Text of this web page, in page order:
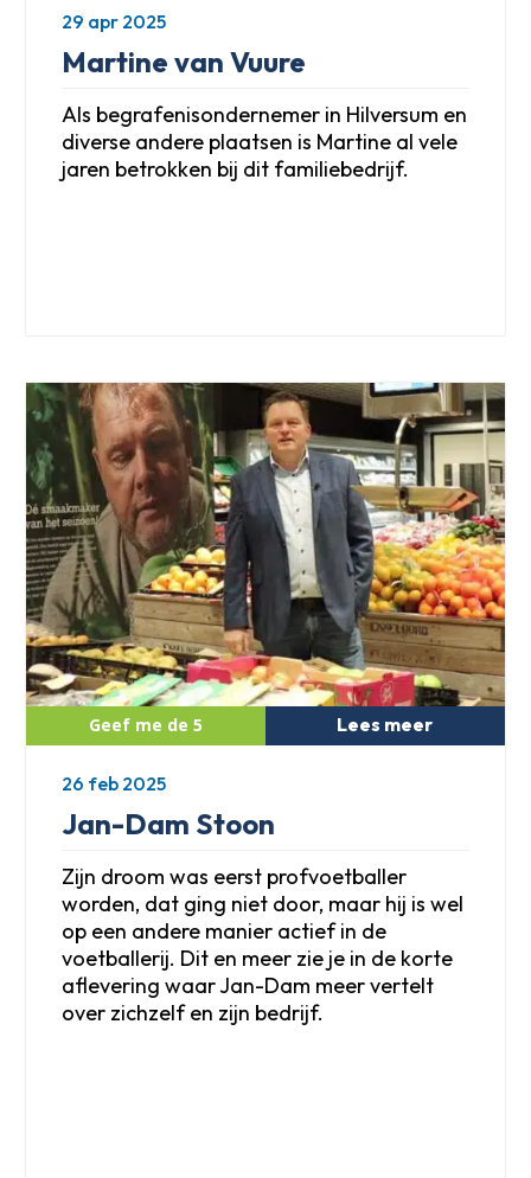
Martine van Vuure
Als begrafenisondernemer in Hilversum en
diverse andere plaatsen is Martine al vele
jaren betrokken bij dit familiebedrijf.
29 apr 2025
Jan-Dam Stoon
Zijn droom was eerst profvoetballer
worden, dat ging niet door, maar hij is wel
op een andere manier actief in de
voetballerij. Dit en meer zie je in de korte
aflevering waar Jan-Dam meer vertelt
over zichzelf en zijn bedrijf.
Lees meer
26 feb 2025